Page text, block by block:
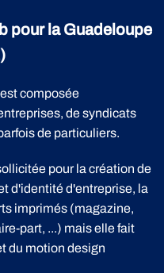
pour la Guadeloupe
composée
de syndicats
de particuliers.
pour la création de
d'identité d'entreprise, la
imprimés (magazine,
part, ...) mais elle fait
du motion design